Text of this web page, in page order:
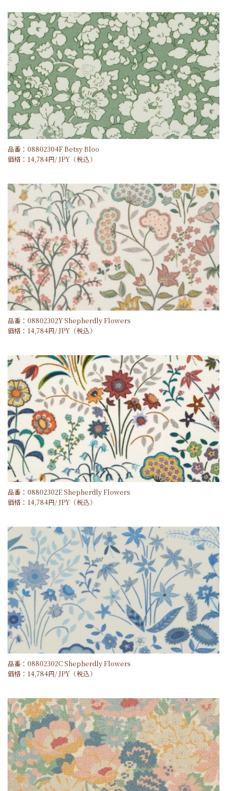
品番：08802304F Betsy Bloo
価格： 14,784円/JPY （税込）
品番：08802302Y Shepherdly Flowers
価格： 14,784円/JPY （税込）
品番：08802302E Shepherdly Flowers
価格： 14,784円/JPY （税込）
品番：08802302C Shepherdly Flowers
価格： 14,784円/JPY （税込）